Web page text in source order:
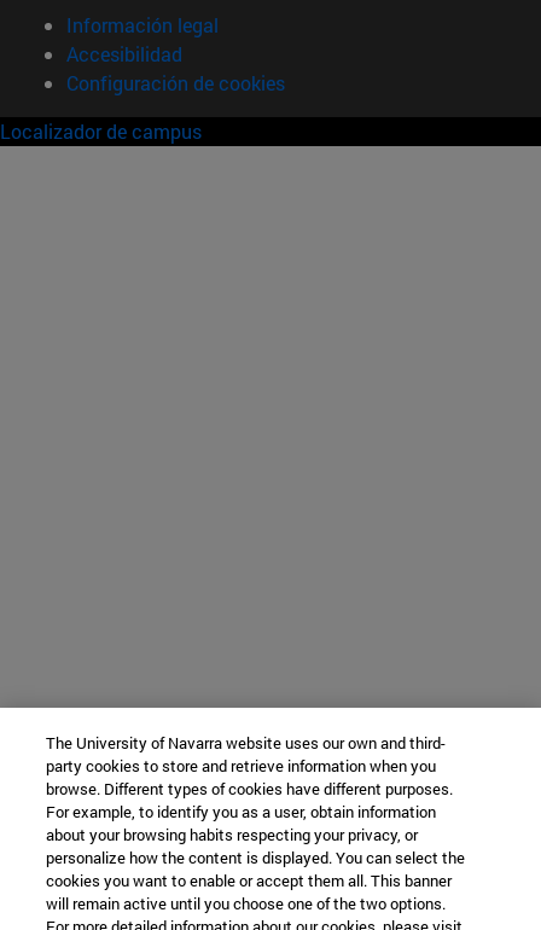
Información legal
Accesibilidad
Configuración de cookies
Localizador de campus
The University of Navarra website uses our own and third-
party cookies to store and retrieve information when you
browse. Different types of cookies have different purposes.
For example, to identify you as a user, obtain information
about your browsing habits respecting your privacy, or
personalize how the content is displayed. You can select the
cookies you want to enable or accept them all. This banner
will remain active until you choose one of the two options.